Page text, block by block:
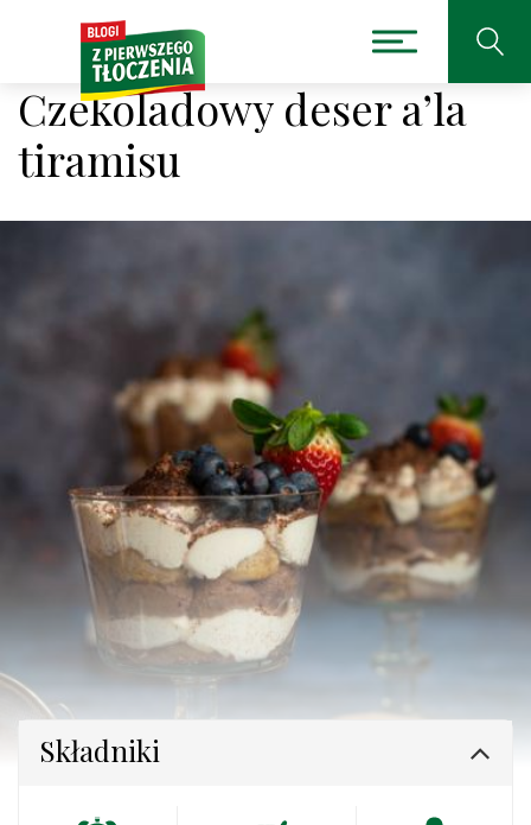
Czekoladowy deser a’la
tiramisu
Składniki